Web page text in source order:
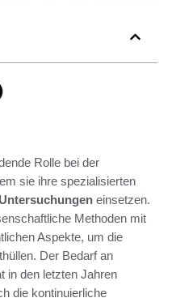
Rolle bei der
sie ihre spezialisierten
einsetzen.
Methoden mit
Aspekte, um die
Der Bedarf an
in den letzten Jahren
die kontinuierliche